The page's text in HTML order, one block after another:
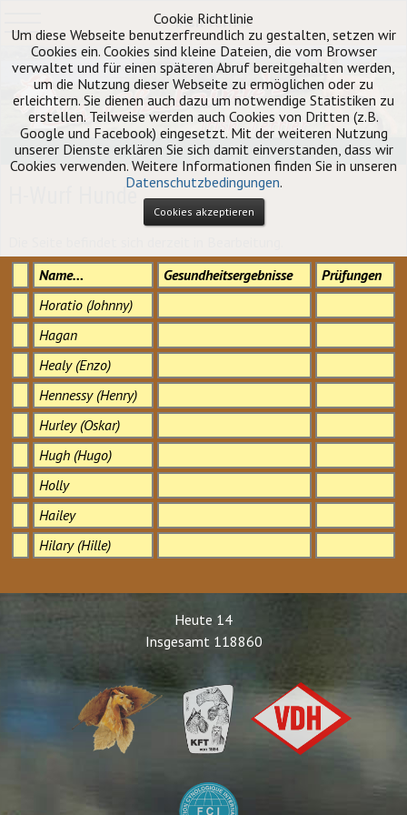
Cookie Richtlinie
Um diese Webseite benutzerfreundlich zu gestalten, setzen wir
Cookies ein. Cookies sind kleine Dateien, die vom Browser
verwaltet und für einen späteren Abruf bereitgehalten werden,
um die Nutzung dieser Webseite zu ermöglichen oder zu
erleichtern. Sie dienen auch dazu um notwendige Statistiken zu
erstellen. Teilweise werden auch Cookies von Dritten (z.B.
Google und Facebook) eingesetzt. Mit der weiteren Nutzung
unserer Dienste erklären Sie sich damit einverstanden, dass wir
Cookies verwenden. Weitere Informationen finden Sie in unseren
Datenschutzbedingungen.
Cookies akzeptieren
Irish Terrier
H-Wurf Hunde
Name…
Gesundheitsergebnisse
Prüfungen
Horatio (Johnny)
Hagan
Healy (Enzo)
Hennessy (Henry)
Hurley (Oskar)
Hugh (Hugo)
Holly
Hailey
Hilary (Hille)
Heute 14
Insgesamt 118860